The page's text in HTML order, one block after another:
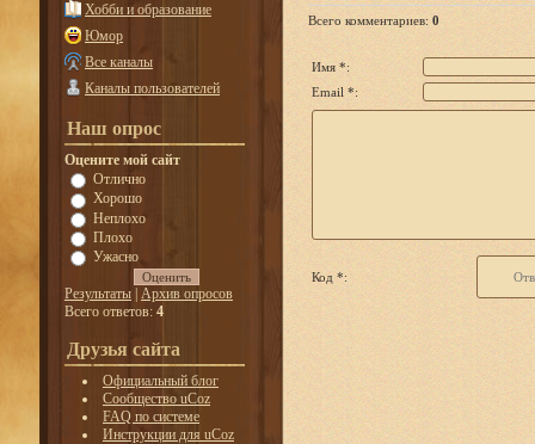
Хобби и образование
Юмор
Все каналы
Каналы пользователей
Наш опрос
Оцените мой сайт
Отлично
Хорошо
Неплохо
Плохо
Ужасно
Результаты | Архив опросов
Всего ответов: 4
Друзья сайта
Официальный блог
Сообщество uCoz
FAQ по системе
Инструкции для uCoz
Всего комментариев: 0
Имя *:
Email *:
Код *: